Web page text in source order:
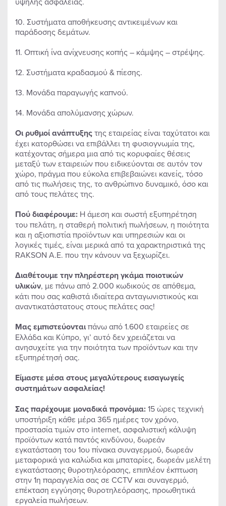
10. Συστήματα αποθήκευσης αντικειμένων και
παράδοσης δεμάτων.
11. Οπτική ίνα ανίχνευσης κοπής – κάμψης – στρέψης.
12. Συστήματα κραδασμού & πίεσης.
13. Μονάδα παραγωγής καπνού.
14. Μονάδα απολύμανσης χώρων.
Οι ρυθμοί ανάπτυξηςτης εταιρείας είναι ταχύτατοι και
έχει κατορθώσει να επιβάλλει τη φυσιογνωμία της,
κατέχοντας σήμερα μια από τις κορυφαίες θέσεις
μεταξύ των εταιρειών που ειδικεύονται σε αυτόν τον
χώρο, πράγμα που εύκολα επιβεβαιώνει κανείς, τόσο
από τις πωλήσεις της, το ανθρώπινο δυναμικό, όσο και
από τους πελάτες της.
Πού διαφέρουμε: Η άμεση και σωστή εξυπηρέτηση
του πελάτη, η σταθερή πολιτική πωλήσεων, η ποιότητα
και η αξιοπιστία προϊόντων και υπηρεσιών και οι
λογικές τιμές, είναι μερικά από τα χαρακτηριστικά της
RAKSON Α.Ε. που την κάνουν να ξεχωρίζει.
Διαθέτουμε την πληρέστερη γκάμα ποιοτικών
υλικών, με πάνω από 2.000 κωδικούς σε απόθεμα,
κάτι που σας καθιστά ιδιαίτερα ανταγωνιστικούς και
αναντικατάστατους στους πελάτες σας!
Μας εμπιστεύονταιπάνω από 1.600 εταιρείες σε
Ελλάδα και Κύπρο, γι’ αυτό δεν χρειάζεται να
ανησυχείτε για την ποιότητα των προϊόντων και την
εξυπηρέτησή σας.
Είμαστε μέσα στους μεγαλύτερους εισαγωγείς
συστημάτων ασφαλείας!
Σας παρέχουμε μοναδικά προνόμια:15 ώρες τεχνική
υποστήριξη κάθε μέρα 365 ημέρες τον χρόνο,
προστασία τιμών στο internet, ασφαλιστική κάλυψη
προϊόντων κατά παντός κινδύνου, δωρεάν
εγκατάσταση του 1ου πίνακα συναγερμού, δωρεάν
μεταφορικά για καλώδια και μπαταρίες, δωρεάν μελέτη
εγκατάστασης θυροτηλεόρασης, επιπλέον έκπτωση
στην 1η παραγγελία σας σε CCTV και συναγερμό,
επέκταση εγγύησης θυροτηλεόρασης, προωθητικά
εργαλεία πωλήσεων.